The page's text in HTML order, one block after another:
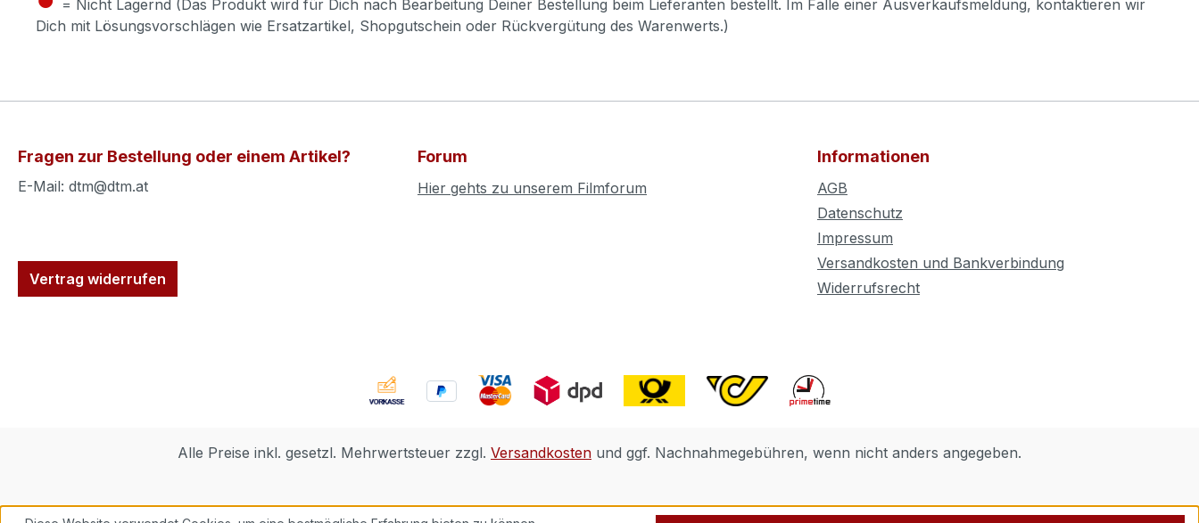
= Nicht Lagernd (Das Produkt wird für Dich nach Bearbeitung Deiner Bestellung beim Lieferanten bestellt. Im Falle einer Ausverkaufsmeldung, kontaktieren wir
Dich mit Lösungsvorschlägen wie Ersatzartikel, Shopgutschein oder Rückvergütung des Warenwerts.)
Fragen zur Bestellung oder einem Artikel?
E-Mail: dtm@dtm.at
Vertrag widerrufen
Forum
Hier gehts zu unserem Filmforum
Informationen
AGB
Datenschutz
Impressum
Versandkosten und Bankverbindung
Widerrufsrecht
Alle Preise inkl. gesetzl. Mehrwertsteuer zzgl. Versandkosten und ggf. Nachnahmegebühren, wenn nicht anders angegeben.